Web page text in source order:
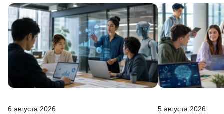
6 августа 2026 5 августа 2026